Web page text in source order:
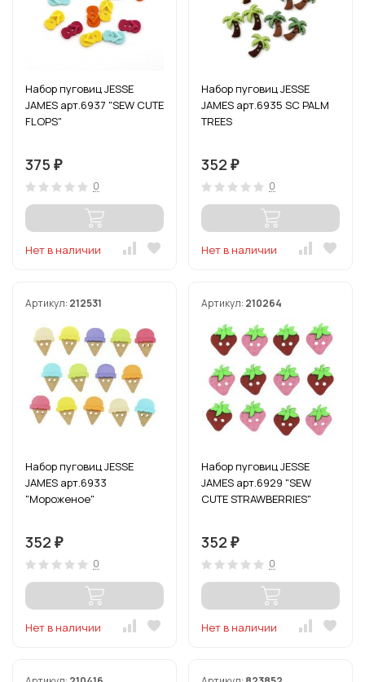
Набор пуговиц JESSE
JAMES арт.6937 "SEW CUTE
FLOPS"
375 ₽
0
Нет в наличии
Набор пуговиц JESSE
JAMES арт.6935 SC PALM
TREES
352 ₽
0
Нет в наличии
Артикул: 212531
Набор пуговиц JESSE
JAMES арт.6933
"Мороженое"
352 ₽
0
Нет в наличии
Артикул: 210264
Набор пуговиц JESSE
JAMES арт.6929 "SEW
CUTE STRAWBERRIES"
352 ₽
0
Нет в наличии